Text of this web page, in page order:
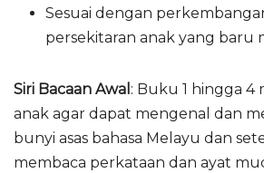
Sesuai dengan
persekitaran anak yang baru
Siri Bacaan Awal : Buku 1 hingga 4
anak agar dapat mengenal dan
bunyi asas bahasa Melayu dan
membaca perkataan dan ayat